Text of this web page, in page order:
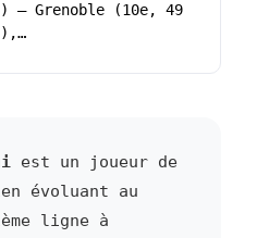
– Grenoble (10e, 49
est un joueur de
évoluant au
ligne à